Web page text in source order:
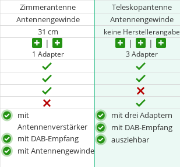
Zimmerantenne Teleskopantenne
Antennengewinde Antennengewinde
31 cm keine Herstellerangabe
1 Adapter 3 Adapter
mit
Antennenverstärker
mit DAB-Empfang
mit Antennengewinde
mit drei Adaptern
mit DAB-Empfang
ausziehbar